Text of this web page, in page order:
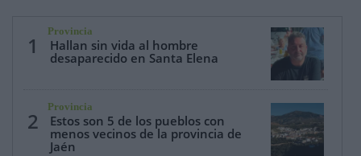
1
Provincia
Hallan sin vida al hombre
desaparecido en Santa Elena
2
Provincia
Estos son 5 de los pueblos con
menos vecinos de la provincia de
Jaén